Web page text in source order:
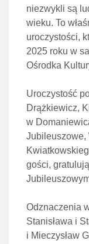
niezwykli są
wieku. To
uroczystości,
2025 roku w
Ośrodka
Uroczystość
Drążkiewicz,
w
Jubileuszowe,
gości,
Odznaczenia
Stanisława i
i Mieczysław